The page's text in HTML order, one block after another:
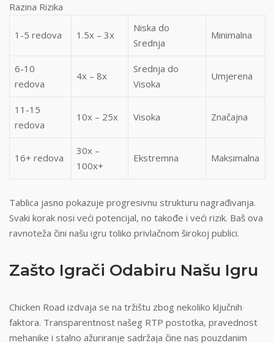
Razina Rizika
1-5 redova 1.5x – 3x
Niska do
Srednja
Minimalna
6-10
redova
4x – 8x
Srednja do
Visoka
Umjerena
11-15
redova
10x – 25x Visoka Značajna
16+ redova
30x –
100x+
Ekstremna Maksimalna
Tablica jasno pokazuje progresivnu strukturu nagrađivanja.
Svaki korak nosi veći potencijal, no takođe i veći rizik. Baš ova
ravnoteža čini našu igru toliko privlačnom širokој publici.
Zašto Igrači Odabiru Našu Igru
Chicken Road izdvaja se na tržištu zbog nekoliko ključnih
faktora. Transparentnost našeg RTP postotka, pravednost
mehanike i stalno ažuriranje sadržaja čine nas pouzdanim